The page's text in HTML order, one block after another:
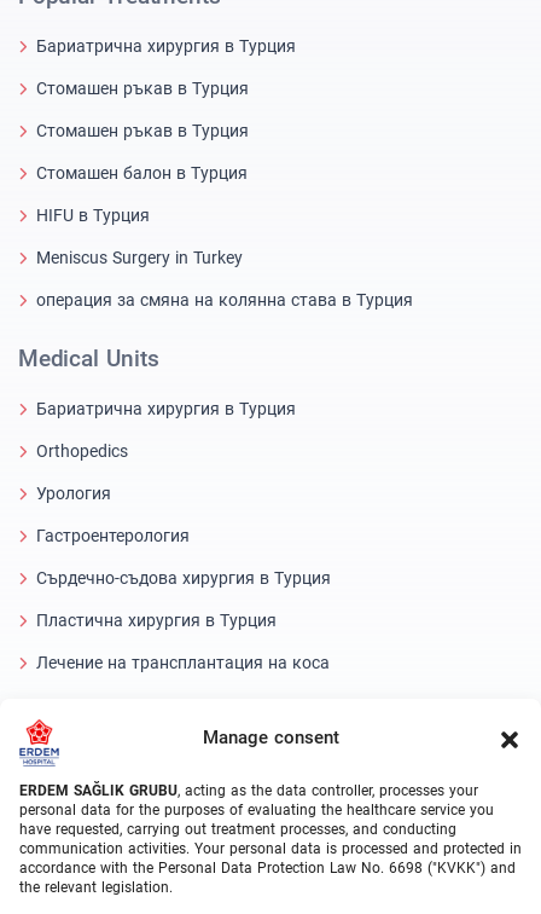
Manage consent
ERDEM SAĞLIK GRUBU, acting as the data controller, processes your
personal data for the purposes of evaluating the healthcare service you
have requested, carrying out treatment processes, and conducting
communication activities. Your personal data is processed and protected in
accordance with the Personal Data Protection Law No. 6698 ("KVKK") and
the relevant legislation.
Бариатрична хирургия в Турция
Стомашен ръкав в Турция
Стомашен ръкав в Турция
Стомашен балон в Турция
HIFU в Турция
Meniscus Surgery in Turkey
операция за смяна на колянна става в Турция
Medical Units
Бариатрична хирургия в Турция
Orthopedics
Урология
Гастроентерология
Сърдечно-съдова хирургия в Турция
Пластична хирургия в Турция
Лечение на трансплантация на коса
Лазерно око
About Erdem
За нас
Medical Units